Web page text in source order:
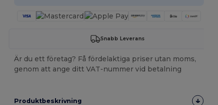
Snabb Leverans
Är du ett företag? Få fördelaktiga priser utan moms,
genom att ange ditt VAT-nummer vid betalning
Produktbeskrivning